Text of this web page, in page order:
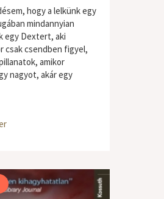
hogy a lelkünk egy
mindannyian
egy Dextert, aki
csak csendben figyel,
amikor
nagyot, akár egy